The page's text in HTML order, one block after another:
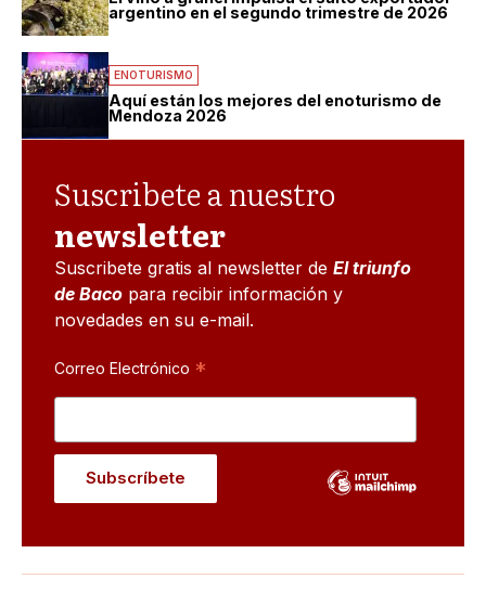
argentino en el segundo trimestre de 2026
ENOTURISMO
Aquí están los mejores del enoturismo de
Mendoza 2026
Suscribete a nuestro
newsletter
Suscribete gratis al newsletter de El triunfo
de Baco para recibir información y
novedades en su e-mail.
Correo Electrónico *